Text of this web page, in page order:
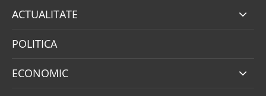
ACTUALITATE
POLITICA
ECONOMIC